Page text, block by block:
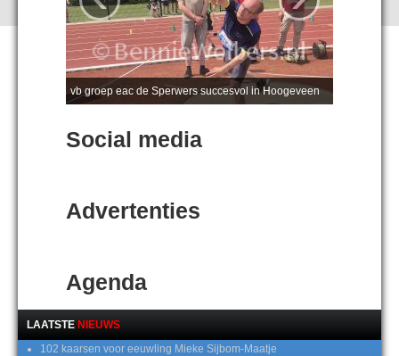
vb groep eac de Sperwers succesvol in Hoogeveen
Social media
Advertenties
Agenda
LAATSTE NIEUWS
102 kaarsen voor eeuwling Mieke Sijbom-Maatje